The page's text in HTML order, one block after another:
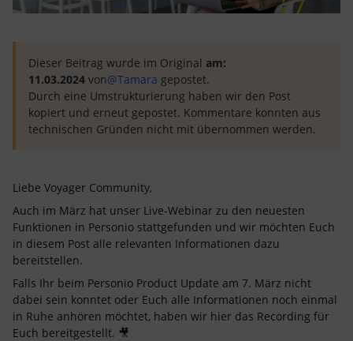
Dieser Beitrag wurde im Original am:
11.03.2024 von@Tamara gepostet.
Durch eine Umstrukturierung haben wir den Post
kopiert und erneut gepostet. Kommentare konnten aus
technischen Gründen nicht mit übernommen werden.
Liebe Voyager Community,
Auch im März hat unser Live-Webinar zu den neuesten
Funktionen in Personio stattgefunden und wir möchten Euch
in diesem Post alle relevanten Informationen dazu
bereitstellen.
Falls Ihr beim Personio Product Update am 7. März nicht
dabei sein konntet oder Euch alle Informationen noch einmal
in Ruhe anhören möchtet, haben wir hier das Recording für
Euch bereitgestellt. 🎥